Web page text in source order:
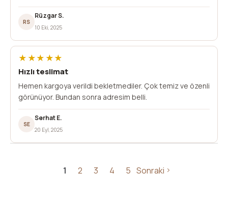
RS
Rüzgar S.
10 Eki, 2025
★★★★★
Hızlı teslimat
Hemen kargoya verildi bekletmediler. Çok temiz ve özenli
görünüyor. Bundan sonra adresim belli.
SE
Serhat E.
20 Eyl, 2025
1 2 3 4 5 Sonraki